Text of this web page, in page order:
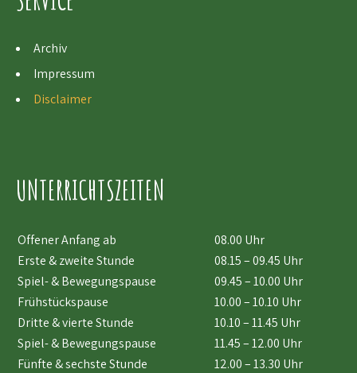
Archiv
Impressum
Disclaimer
UNTERRICHTSZEITEN
Offener Anfang ab
08.00 Uhr
Erste & zweite Stunde
08.15 – 09.45 Uhr
Spiel- & Bewegungspause
09.45 – 10.00 Uhr
Frühstückspause
10.00 – 10.10 Uhr
Dritte & vierte Stunde
10.10 – 11.45 Uhr
Spiel- & Bewegungspause
11.45 – 12.00 Uhr
Fünfte & sechste Stunde
12.00 – 13.30 Uhr